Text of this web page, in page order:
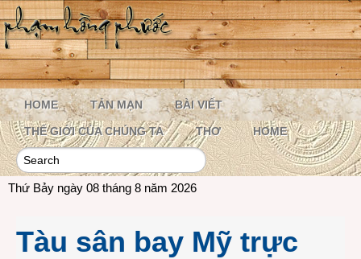
HOME TẢN MẠN BÀI VIẾT
THẾ GIỚI CỦA CHÚNG TA THƠ HOME
Thứ Bảy ngày 08 tháng 8 năm 2026
Tàu sân bay Mỹ trực